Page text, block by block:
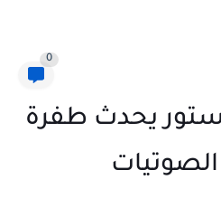
0
يحدث طفرة